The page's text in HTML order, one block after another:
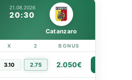
21.08.2026
20:30
Catanzaro
X 2 BONUS
3.10 2.75 2.050€